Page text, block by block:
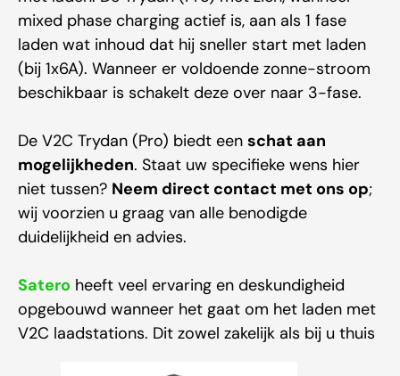
mixed phase charging actief is, aan als 1 fase
laden wat inhoud dat hij sneller start met laden
(bij 1x6A). Wanneer er voldoende zonne-stroom
beschikbaar is schakelt deze over naar 3-fase.
De V2C Trydan (Pro) biedt een schat aan
mogelijkheden. Staat uw specifieke wens hier
niet tussen? Neem direct contact met ons op;
wij voorzien u graag van alle benodigde
duidelijkheid en advies.
Satero heeft veel ervaring en deskundigheid
opgebouwd wanneer het gaat om het laden met
V2C laadstations. Dit zowel zakelijk als bij u thuis